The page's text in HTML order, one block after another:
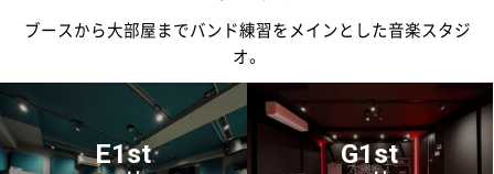
ブースから大部屋までバンド練習をメインとした音楽スタジ
オ。
E1st G1st